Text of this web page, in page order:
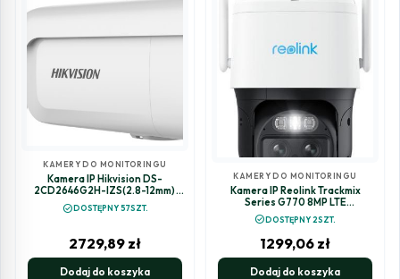
KAMERY DO MONITORINGU
Kamera IP Hikvision DS-
2CD2646G2H-IZS(2.8-12mm)
(eF)
check_circleDOSTĘPNY 57SZT.
2729,89 zł
Dodaj do koszyka
KAMERY DO MONITORINGU
Kamera IP Reolink Trackmix
Series G770 8MP LTE
akomulatorowa
check_circleDOSTĘPNY 2SZT.
1299,06 zł
Dodaj do koszyka